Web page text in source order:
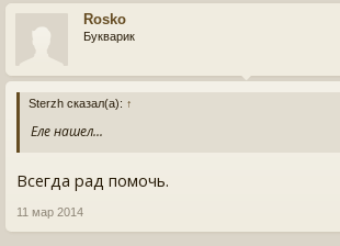
Rosko
Букварик
Sterzh сказал(а): ↑
Еле нашел...
Всегда рад помочь.
11 мар 2014